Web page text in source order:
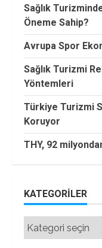
Sağlık
Öneme Sahip?
Avrupa Spor
Sağlık Turizmi
Yöntemleri
Türkiye Turizmi
Koruyor
THY, 92
KATEGORILER
Kategoriler